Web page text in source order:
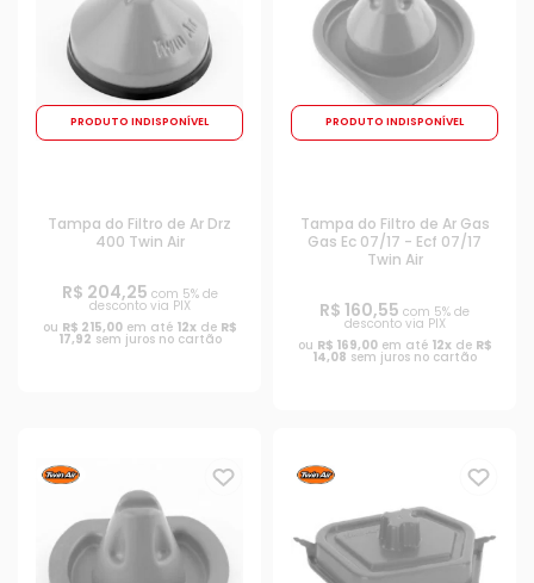
PRODUTO INDISPONÍVEL
Tampa do Filtro de Ar Drz
400 Twin Air
R$ 204,25 com 5% de
desconto via PIX
ou R$ 215,00em até 12xde R$
17,92 sem juros no cartão
PRODUTO INDISPONÍVEL
Tampa do Filtro de Ar Gas
Gas Ec 07/17 - Ecf 07/17
Twin Air
R$ 160,55 com 5% de
desconto via PIX
ou R$ 169,00em até 12xde R$
14,08 sem juros no cartão